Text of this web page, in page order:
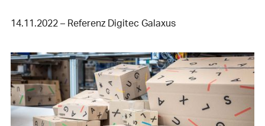
14.11.2022 – Referenz Digitec Galaxus